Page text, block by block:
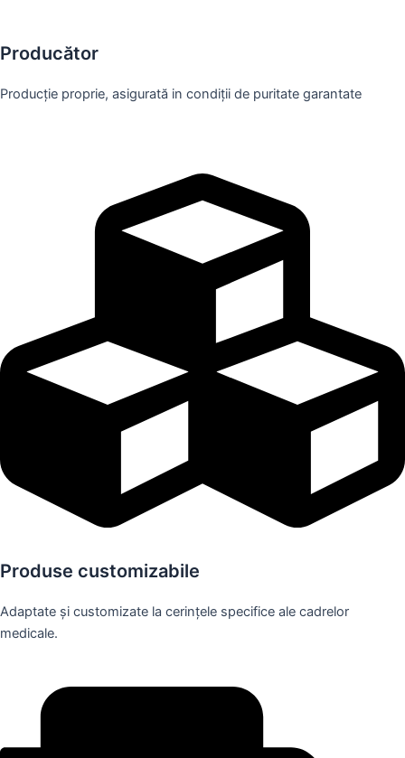
Producător
Producție proprie, asigurată in condiții de puritate garantate
Produse customizabile
Adaptate și customizate la cerințele specifice ale cadrelor
medicale.